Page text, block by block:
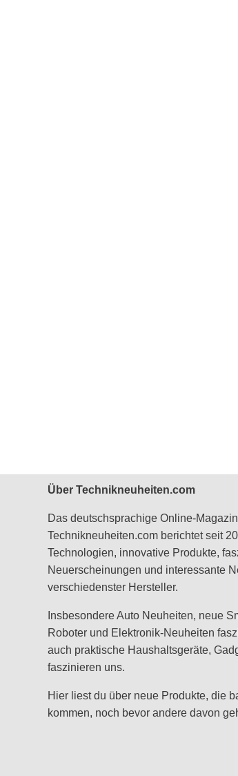
Über Technikneuheiten.com
Das deutschsprachige Online-Magazin
Technikneuheiten.com berichtet seit
Technologien, innovative Produkte,
Neuerscheinungen und interessante
verschiedenster Hersteller.
Insbesondere Auto Neuheiten, neue
Roboter und Elektronik-Neuheiten
auch praktische Haushaltsgeräte,
faszinieren uns.
Hier liest du über neue Produkte, die
kommen, noch bevor andere davon